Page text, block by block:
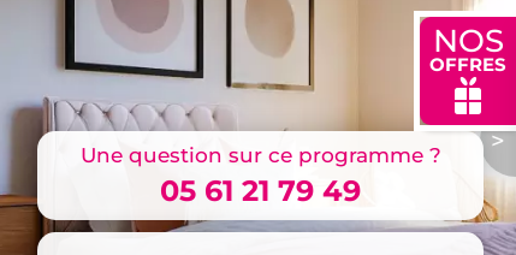
NOS
OFFRES
🎁
>
Une question sur ce programme ?
05 61 21 79 49